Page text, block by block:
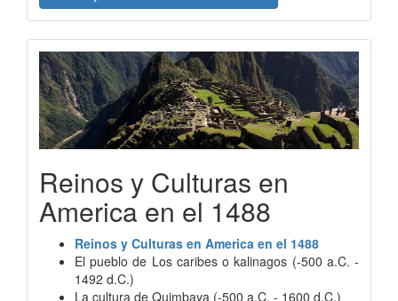
Reinos y Culturas en
America en el 1488
Reinos y Culturas en America en el 1488
El pueblo de Los caribes o kalinagos (-500 a.C. -
1492 d.C.)
La cultura de Quimbaya (-500 a.C. - 1600 d.C.)